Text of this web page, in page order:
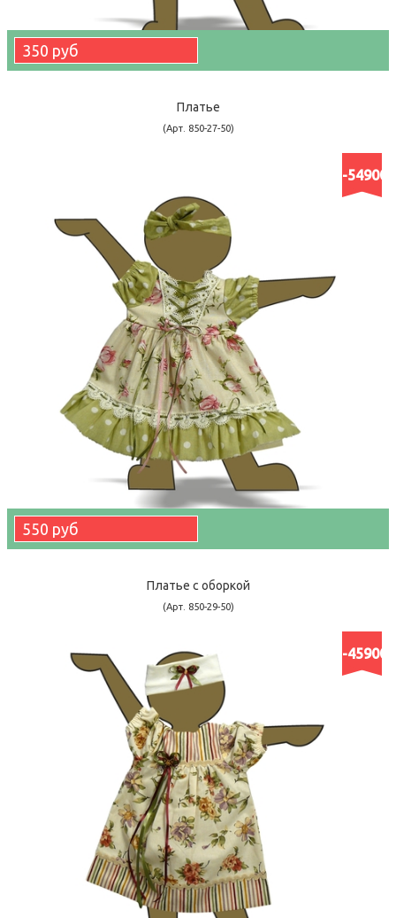
350 руб
Платье
(Арт. 850-27-50)
-
550 руб
Платье с оборкой
(Арт. 850-29-50)
-